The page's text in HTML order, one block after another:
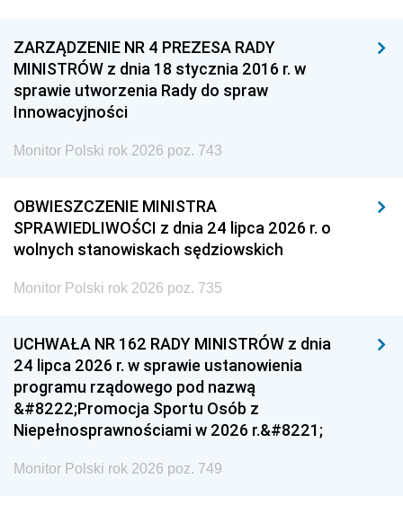
ZARZĄDZENIE NR 4 PREZESA RADY
MINISTRÓW z dnia 18 stycznia 2016 r. w
sprawie utworzenia Rady do spraw
Innowacyjności
Monitor Polski rok 2026 poz. 743
OBWIESZCZENIE MINISTRA
SPRAWIEDLIWOŚCI z dnia 24 lipca 2026 r. o
wolnych stanowiskach sędziowskich
Monitor Polski rok 2026 poz. 735
UCHWAŁA NR 162 RADY MINISTRÓW z dnia
24 lipca 2026 r. w sprawie ustanowienia
programu rządowego pod nazwą
&#8222;Promocja Sportu Osób z
Niepełnosprawnościami w 2026 r.&#8221;
Monitor Polski rok 2026 poz. 749